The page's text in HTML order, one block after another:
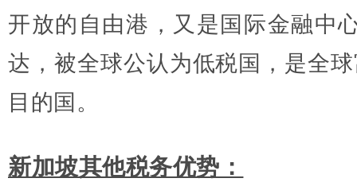
开放的自由港，又是国际金融中
达，被全球公认为低税国，是全
目的国。
新加坡其他税务优势：